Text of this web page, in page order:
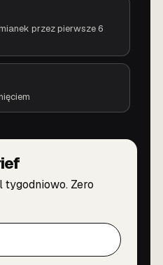
przez pierwsze 6
Zero